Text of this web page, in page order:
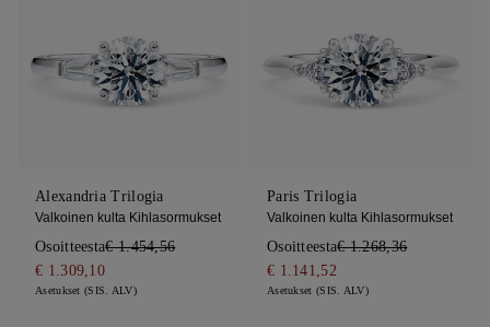
Alexandria Trilogia
Valkoinen kulta Kihlasormukset
Osoitteesta€ 1.454,56
€ 1.309,10
Asetukset (SIS. ALV)
Paris Trilogia
Valkoinen kulta Kihlasormukset
Osoitteesta€ 1.268,36
€ 1.141,52
Asetukset (SIS. ALV)